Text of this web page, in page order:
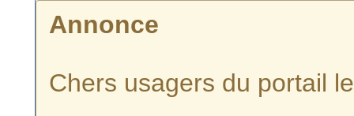
Annonce
Chers usagers du portail